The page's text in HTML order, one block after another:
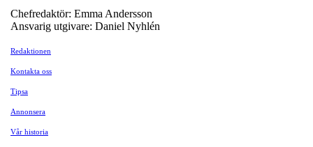
Chefredaktör: Emma Andersson
Ansvarig utgivare: Daniel Nyhlén
Redaktionen
Kontakta oss
Tipsa
Annonsera
Vår historia